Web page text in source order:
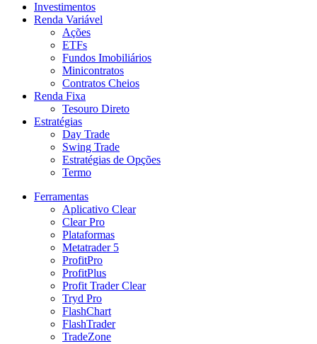
Investimentos
Renda Variável
Ações
ETFs
Fundos Imobiliários
Minicontratos
Contratos Cheios
Renda Fixa
Tesouro Direto
Estratégias
Day Trade
Swing Trade
Estratégias de Opções
Termo
Ferramentas
Aplicativo Clear
Clear Pro
Plataformas
Metatrader 5
ProfitPro
ProfitPlus
Profit Trader Clear
Tryd Pro
FlashChart
FlashTrader
TradeZone